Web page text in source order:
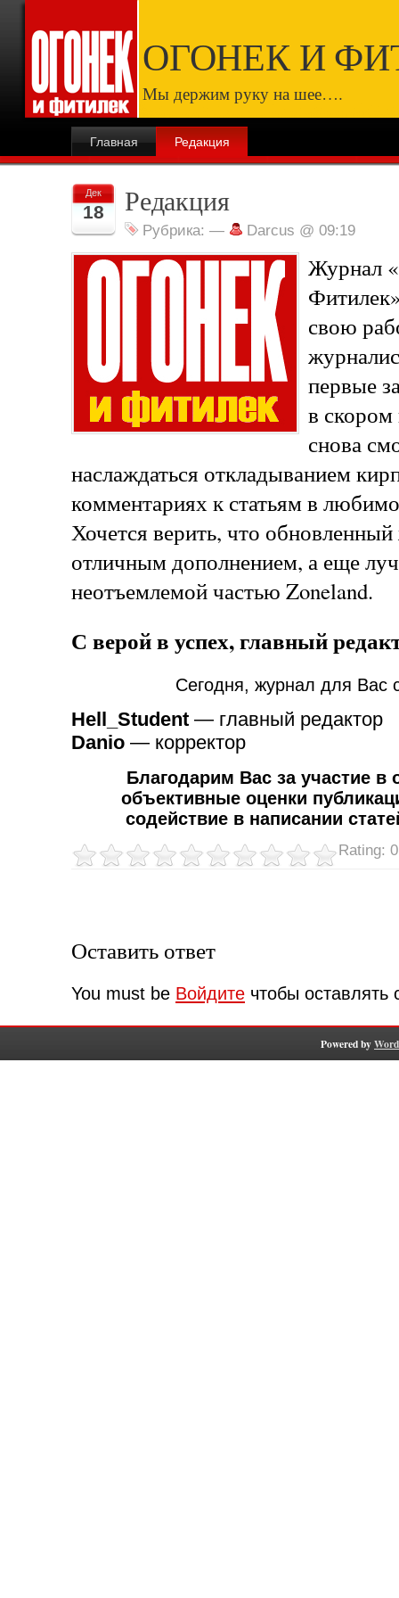
ОГОНЕК И
Мы держим руку на шее….
Главная Редакция
Дек
18 Редакция
Рубрика: — Darcus @ 09:19
Журнал
свою
первые
в
снова
наслаждаться откладыванием
комментариях к статьям в
Хочется верить, что
отличным дополнением, а еще
неотъемлемой частью Zoneland.
С верой в успех, главный
Сегодня, журнал для Вас
Hell_Student — главный редактор
Danio — корректор
Благодарим Вас за участие в
объективные оценки
содействие в написании
Rating:
Оставить ответ
You must be Войдите чтобы оставлять
Powered by